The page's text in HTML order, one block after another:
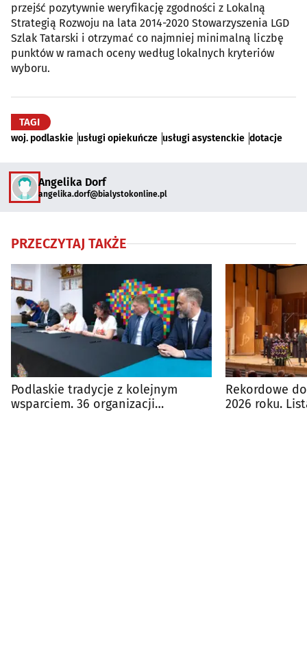
przejść pozytywnie weryfikację zgodności z Lokalną
Strategią Rozwoju na lata 2014-2020 Stowarzyszenia LGD
Szlak Tatarski i otrzymać co najmniej minimalną liczbę
punktów w ramach oceny według lokalnych kryteriów
wyboru.
TAGI
woj. podlaskie usługi opiekuńcze usługi asystenckie dotacje
Angelika Dorf
angelika.dorf@bialystokonline.pl
PRZECZYTAJ TAKŻE
Podlaskie tradycje z kolejnym
wsparciem. 36 organizacji
Rekordowe
2026 roku.